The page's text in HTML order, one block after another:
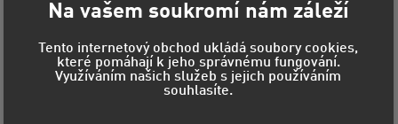
Na vašem soukromí nám záleží
Tento internetový obchod ukládá soubory cookies,
které pomáhají k jeho správnému fungování.
Využíváním našich služeb s jejich používáním
souhlasíte.